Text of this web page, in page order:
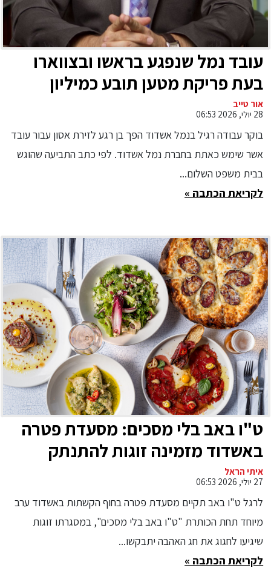
עובד נמל שנפגע בראשו ובצווארו
בעת פריקת מטען תובע כמיליון
שקלים מחברת נמל אשדוד
אור טייב
28 יולי, 2026 06:53
בוקר עבודה רגיל בנמל אשדוד הפך בן רגע לזירת אסון עבור עובד
אשר שימש כאתת בחברת נמל אשדוד. לפי כתב התביעה שהוגש
בבית משפט השלום...
לקריאת הכתבה »
ט"ו באב בלי מסכים: מסעדת פטרה
באשדוד מזמינה זוגות להתנתק
מהטלפון ולהתחבר מחדש אחד
לשנייה
איתי הראל
27 יולי, 2026 06:53
לרגל ט"ו באב תקיים מסעדת פטרה בחוף הקשתות באשדוד ערב
מיוחד תחת הכותרת "ט"ו באב בלי מסכים", במסגרתו זוגות
שיגיעו לחגוג את חג האהבה יתבקשו...
לקריאת הכתבה »